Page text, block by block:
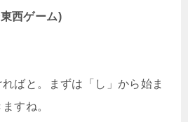
西ゲーム)
ばと。まずは「し」から始ま
すね。